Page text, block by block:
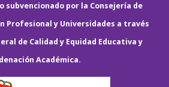
subvencionado por la Consejería de
Profesional y Universidades a través
de Calidad y Equidad Educativa y
Académica.